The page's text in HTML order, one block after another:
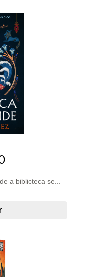
a biblioteca se...